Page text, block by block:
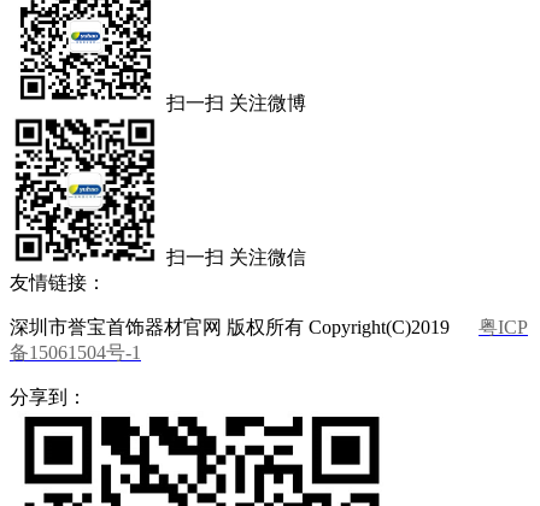
扫一扫 关注微博
扫一扫 关注微信
友情链接：
深圳市誉宝首饰器材官网 版权所有 Copyright(C)2019 粤ICP
备15061504号-1
分享到：